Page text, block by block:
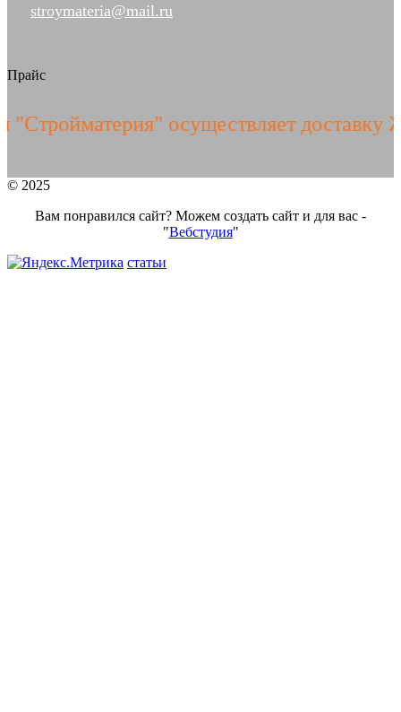
stroymateria@mail.ru
Прайс
осуществляет доставку
© 2025
Вам понравился сайт? Можем создать сайт и для вас -
"Вебстудия"
статьи